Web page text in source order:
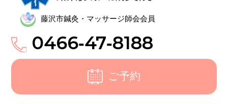
藤沢市鍼灸・マッサージ師会会員
0466‑47‑8188
ご予約